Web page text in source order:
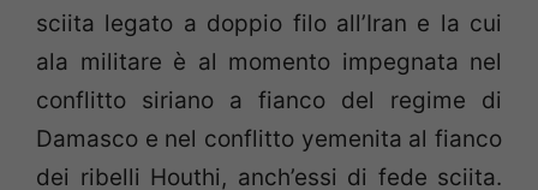
sciita legato a doppio filo all’Iran e la cui
ala militare è al momento impegnata nel
conflitto siriano a fianco del regime di
Damasco e nel conflitto yemenita al fianco
dei ribelli Houthi, anch’essi di fede sciita.